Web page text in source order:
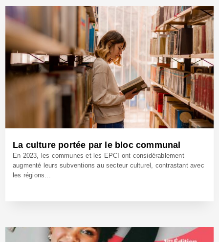
25 Juin 2025 - Réf: BW42686
La culture portée par le bloc communal
En 2023, les communes et les EPCI ont considérablement
augmenté leurs subventions au secteur culturel, contrastant avec
les régions...
11 Juin 2025 - Réf: BW42662